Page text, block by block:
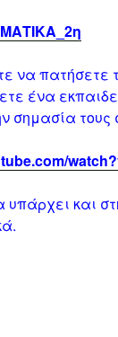
να
ένα
σημασία τους
και